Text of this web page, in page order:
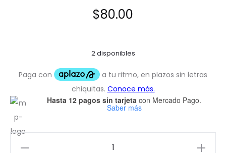
$80.00
2 disponibles
Hasta 12 pagos sin tarjeta con Mercado Pago.
Saber más